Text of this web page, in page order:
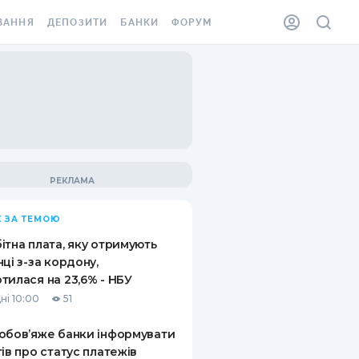
ВІНЬЄТКА
ВІД
ВИПАДКІВ
ДЕПОЗИТИ
ПИТАННЯ ТА ВІДПОВІДІ
ПУТІВНИКИ ПО
ЗАОЩАДЖЕННЯМ
БАНКИ ФОРУМ
ЗА ТЕМОЮ
плата, яку отримують
з-за кордону,
на 23,6% - НБУ
10:00 51
банки інформувати
про статус платежів